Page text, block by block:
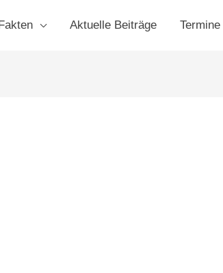
Aktuelle Beiträge Termine